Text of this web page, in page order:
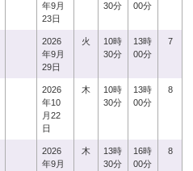
年9月
23日
30分
00分
2026
年9月
29日
火
10時
30分
13時
00分
7
2026
年10
月22
日
木
10時
30分
13時
00分
8
2026
年9月
木
13時
30分
16時
00分
8